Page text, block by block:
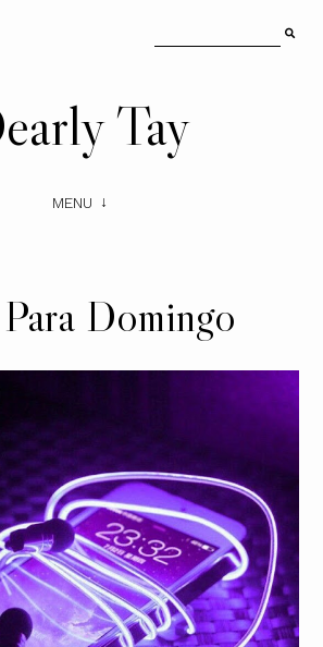
Tay
MENU
Domingo